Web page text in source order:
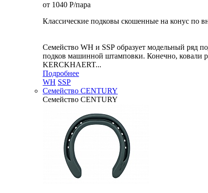
от 1040 P/пара
Классические подковы скошенные на конус по
Семейство WH и SSP образует модельный ряд
подков машинной штамповки. Конечно, ковали
KERCKHAERT...
Подробнее
WH SSP
Семейство CENTURY
Семейство CENTURY